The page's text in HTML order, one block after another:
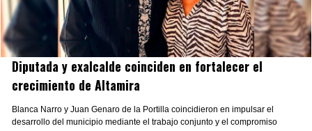
Diputada y exalcalde coinciden en fortalecer el
crecimiento de Altamira
Blanca Narro y Juan Genaro de la Portilla coincidieron en impulsar el
desarrollo del municipio mediante el trabajo conjunto y el compromiso